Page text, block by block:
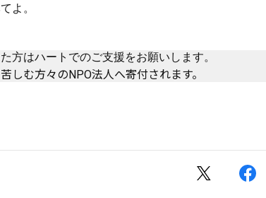
よ。
方はハートでのご支援をお願いします。
しむ方々のNPO法人へ寄付されます。